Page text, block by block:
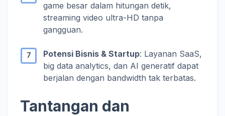
game besar dalam hitungan detik,
streaming video ultra-HD tanpa
gangguan.
Potensi Bisnis & Startup: Layanan SaaS,
big data analytics, dan AI generatif dapat
berjalan dengan bandwidth tak terbatas.
Tantangan dan